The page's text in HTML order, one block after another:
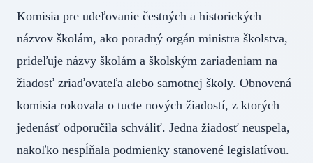
Komisia pre udeľovanie čestných a historických
názvov školám, ako poradný orgán ministra školstva,
prideľuje názvy školám a školským zariadeniam na
žiadosť zriaďovateľa alebo samotnej školy. Obnovená
komisia rokovala o tucte nových žiadostí, z ktorých
jedenásť odporučila schváliť. Jedna žiadosť neuspela,
nakoľko nespĺňala podmienky stanovené legislatívou.